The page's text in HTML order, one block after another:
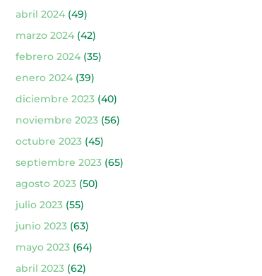
abril 2024(49)
marzo 2024(42)
febrero 2024(35)
enero 2024(39)
diciembre 2023(40)
noviembre 2023(56)
octubre 2023(45)
septiembre 2023(65)
agosto 2023(50)
julio 2023(55)
junio 2023(63)
mayo 2023(64)
abril 2023(62)